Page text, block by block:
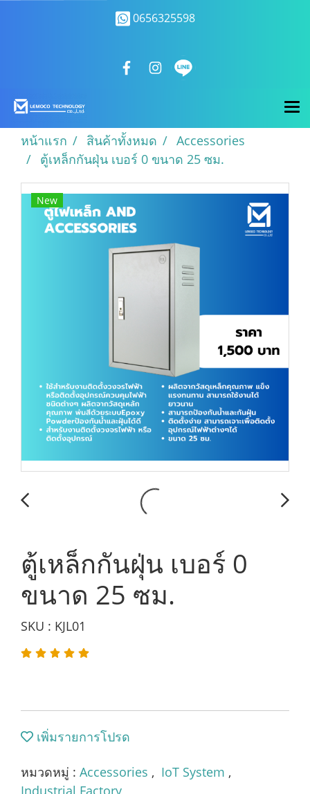
0656325598
หน้าแรก สินค้าทั้งหมด
Accessories
ตู้เหล็กกันฝุ่น เบอร์ 0 ขนาด 25 ซม.
New
ตู้เหล็กกันฝุ่น เบอร์ 0
ขนาด 25 ซม.
SKU : KJL01
เพิ่มรายการโปรด
หมวดหมู่ : Accessories , IoT System ,
Industrial Factory